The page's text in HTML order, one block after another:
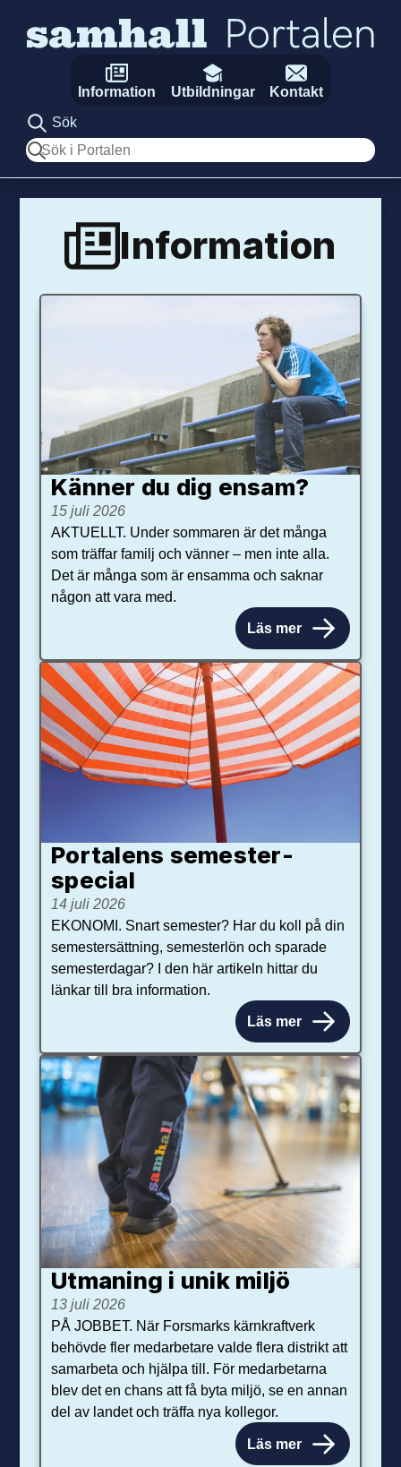
Information Utbildningar
Kontakt
Sök
Sök
Information
Känner du dig ensam?
15 juli 2026
AKTUELLT. Under sommaren är det många
som träffar familj och vänner – men inte alla.
Det är många som är ensamma och saknar
någon att vara med.
Läs mer
Portalens semester­
special
14 juli 2026
EKONOMI. Snart semester? Har du koll på din
semestersättning, semesterlön och sparade
semesterdagar? I den här artikeln hittar du
länkar till bra information.
Läs mer
Utmaning i unik miljö
13 juli 2026
PÅ JOBBET. När Forsmarks kärnkraftverk
behövde fler medarbetare valde flera distrikt att
samarbeta och hjälpa till. För medarbetarna
blev det en chans att få byta miljö, se en annan
del av landet och träffa nya kollegor.
Läs mer